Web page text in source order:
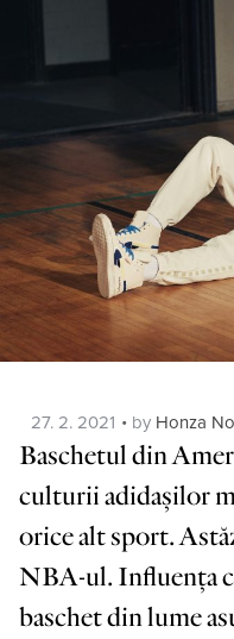
Posted
on
27. 2. 2021 by Honza
Baschetul din
culturii adidașilor
orice alt sport.
NBA-ul. Influența
baschet din lume